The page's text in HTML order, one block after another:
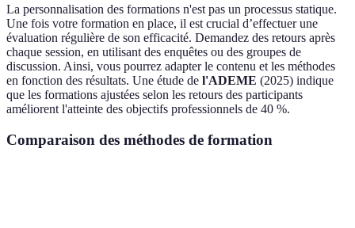
La personnalisation des formations n'est pas un processus statique.
Une fois votre formation en place, il est crucial d’effectuer une
évaluation régulière de son efficacité. Demandez des retours après
chaque session, en utilisant des enquêtes ou des groupes de
discussion. Ainsi, vous pourrez adapter le contenu et les méthodes
en fonction des résultats. Une étude de l'ADEME (2025) indique
que les formations ajustées selon les retours des participants
améliorent l'atteinte des objectifs professionnels de 40 %.
Comparaison des méthodes de formation